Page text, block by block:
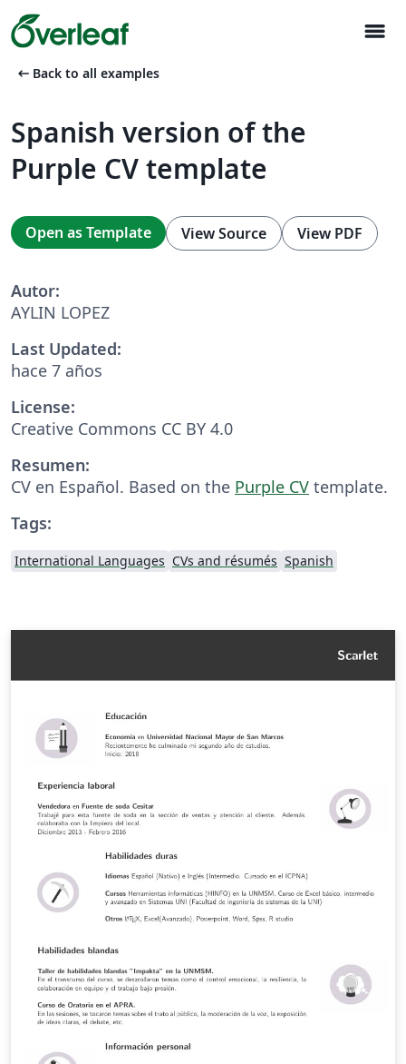
menu
arrow_left_alt Back to all examples
Spanish version of the
Purple CV template
Open as Template View Source View PDF
Autor:
AYLIN LOPEZ
Last Updated:
hace 7 años
License:
Creative Commons CC BY 4.0
Resumen:
CV en Español. Based on the Purple CV template.
Tags:
International Languages CVs and résumés Spanish